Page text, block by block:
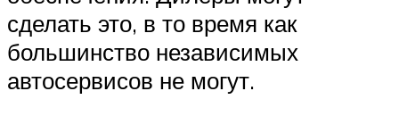
сделать это, в то время как
большинство независимых
автосервисов не могут.